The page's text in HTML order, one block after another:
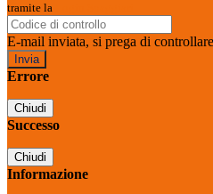
tramite la
E-mail inviata, si prega di
Errore
Chiudi
Successo
Chiudi
Informazione